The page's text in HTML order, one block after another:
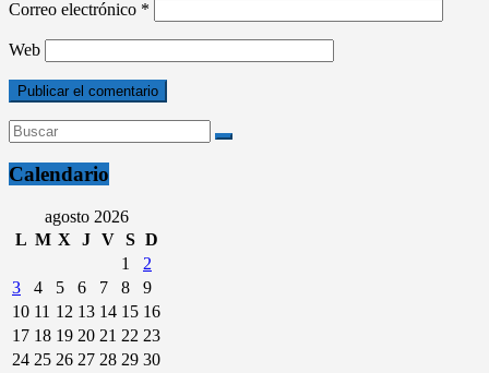
Correo electrónico *
Web
Calendario
agosto 2026
L M X J V S D
1
2
3
4 5 6 7 8
9
10 11 12 13 14 15 16
17 18 19 20 21 22 23
24 25 26 27 28 29 30